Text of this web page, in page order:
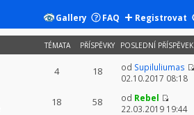
Gallery FAQ Registrovat
TÉMATA PŘÍSPĚVKY POSLEDNÍ PŘÍSPĚVEK
4 18 od Supiluliumas
02.10.2017 08:18
18 58 od Rebel
22.03.2019 19:44